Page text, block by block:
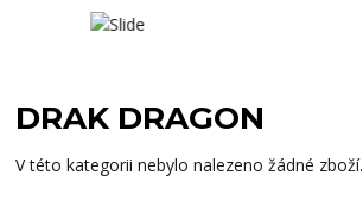
DRAK DRAGON
V této kategorii nebylo nalezeno žádné zboží.